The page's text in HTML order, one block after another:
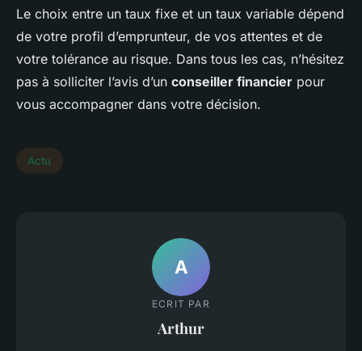
Le choix entre un taux fixe et un taux variable dépend
de votre profil d’emprunteur, de vos attentes et de
votre tolérance au risque. Dans tous les cas, n’hésitez
pas à solliciter l’avis d’un conseiller financier pour
vous accompagner dans votre décision.
Actu
A
ECRIT PAR
Arthur